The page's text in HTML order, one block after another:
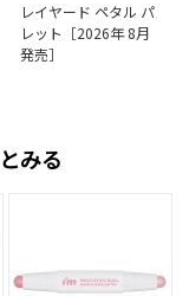
レイヤード ペタル パ
レット［2026年 8月
発売］
みる